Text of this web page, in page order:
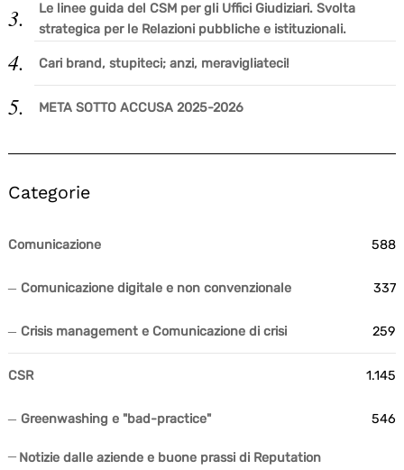
Le linee guida del CSM per gli Uffici Giudiziari. Svolta
strategica per le Relazioni pubbliche e istituzionali.
Cari brand, stupiteci; anzi, meravigliateci!
META SOTTO ACCUSA 2025-2026
Categorie
Comunicazione 588
Comunicazione digitale e non convenzionale 337
Crisis management e Comunicazione di crisi 259
CSR 1.145
Greenwashing e "bad-practice" 546
Notizie dalle aziende e buone prassi di Reputation